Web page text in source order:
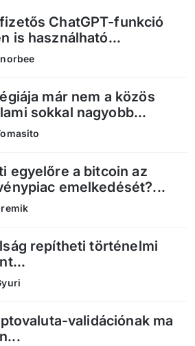
ChatGPT-funkció
is használható...
már nem a közös
sokkal nagyobb...
egyelőre a bitcoin az
emelkedését?...
repítheti történelmi
validációnak ma